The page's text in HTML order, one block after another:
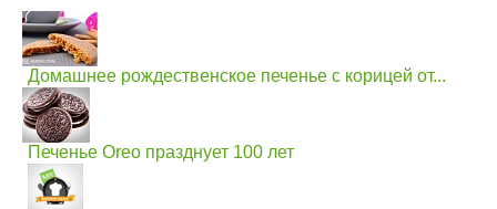
Домашнее рождественское печенье с корицей от...
Печенье Oreo празднует 100 лет